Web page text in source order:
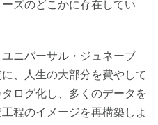
ズのどこかに存在してい
ニバーサル・ジュネーブ
、人生の大部分を費やして
ログ化し、多くのデータを
程のイメージを再構築しよ